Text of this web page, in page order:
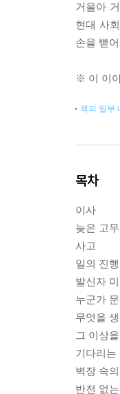
거울아
현대 사
손을 뻗
※ 이 이
책의 일부
목차
이사
늦은 고
사고
일의 진행
발신자
누군가
무엇을
그 이상
기다리는
벽장 속
반전 없